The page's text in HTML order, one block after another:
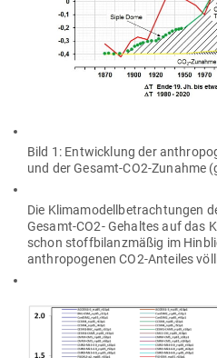
Bild 1: Ent­wicklung der
und der Gesamt-CO2-Zunahme
Die Kli­ma­mo­dell­be­trach­tungen
Gesamt-CO2- Gehaltes auf das
schon stoff­bi­lanz­mäßig im
anthro­po­genen CO2-Anteiles